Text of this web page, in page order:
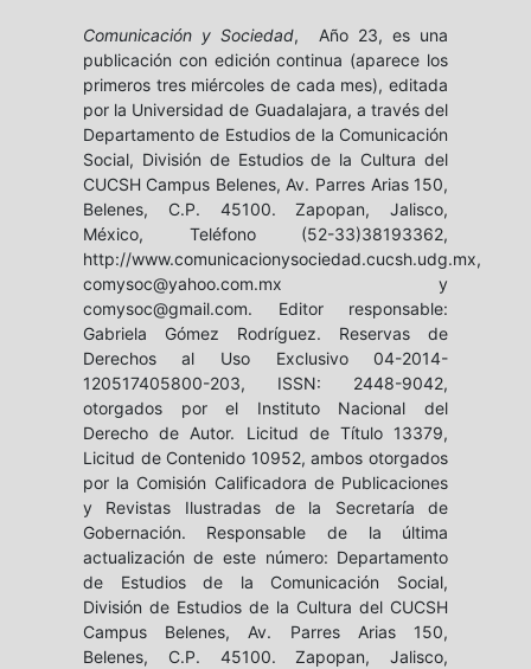
Comunicación y Sociedad, Año 23, es una
publicación con edición continua (aparece los
primeros tres miércoles de cada mes), editada
por la Universidad de Guadalajara, a través del
Departamento de Estudios de la Comunicación
Social, División de Estudios de la Cultura del
CUCSH Campus Belenes, Av. Parres Arias 150,
Belenes, C.P. 45100. Zapopan, Jalisco,
México, Teléfono (52-33)38193362,
http://www.comunicacionysociedad.cucsh.udg.mx,
comysoc@yahoo.com.mx y
comysoc@gmail.com. Editor responsable:
Gabriela Gómez Rodríguez. Reservas de
Derechos al Uso Exclusivo 04-2014-
120517405800-203, ISSN: 2448-9042,
otorgados por el Instituto Nacional del
Derecho de Autor. Licitud de Título 13379,
Licitud de Contenido 10952, ambos otorgados
por la Comisión Calificadora de Publicaciones
y Revistas Ilustradas de la Secretaría de
Gobernación. Responsable de la última
actualización de este número: Departamento
de Estudios de la Comunicación Social,
División de Estudios de la Cultura del CUCSH
Campus Belenes, Av. Parres Arias 150,
Belenes, C.P. 45100. Zapopan, Jalisco,